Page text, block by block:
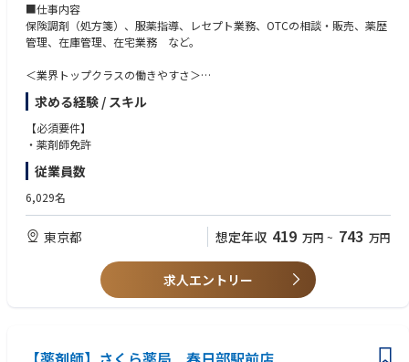
■仕事内容
保険調剤（処方箋）、服薬指導、レセプト業務、OTCの相談・販売、薬歴
管理、在庫管理、在宅業務 など。
＜業界トップクラスの働きやすさ＞
業界最多クラスの年間休日126日＋有給休暇、シフト勤務制による残業削
減や希望休など、どなたにとっても働きやすい環境です
充実した手当や福利厚生、育児支援制度、安定した経営基盤を持っている
ため、長く働いていただけます
も45％と高い水準です
全国に800店舗以上展開。転居の際も店舗を異動するだけでスムーズに新
生活スタートが可能です
＜薬剤師として成長、活躍できる環境＞
中途入社者への導入・フォロー研修が充実しており、安心してキャリアを
スタートしていただけます
躍できる環境です
求める経験 / スキル
【必須要件】
・薬剤師免許
従業員数
6,029名
東京都 想定年収 419 万円 ~ 743 万円
求人エントリー